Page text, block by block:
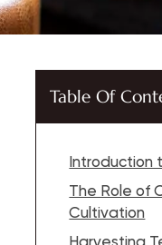
Table Of
Introduction
The Role of
Cultivation